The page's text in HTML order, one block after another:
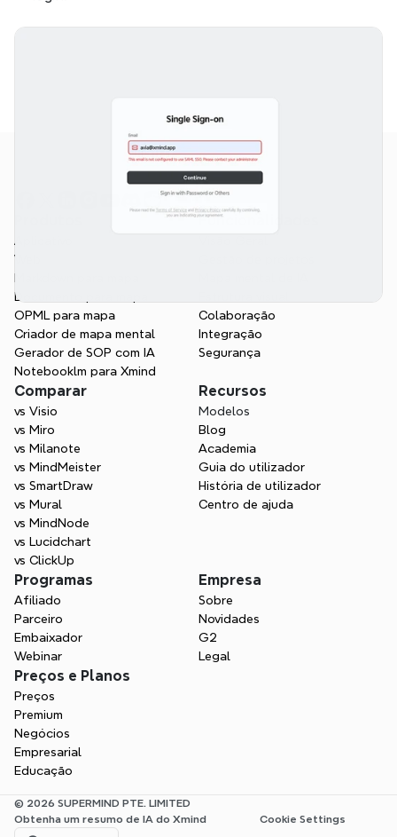
Aplicativo
Web
Documento para mapa
OPML para mapa
Criador de mapa mental
Gerador de SOP com IA
Notebooklm para Xmind
Funcionalidades
Colaboração
Integração
Segurança
Comparar
vs Visio
vs Miro
vs Milanote
vs MindMeister
vs SmartDraw
vs Mural
vs MindNode
vs Lucidchart
vs ClickUp
Recursos
Modelos
Blog
Academia
Guia do utilizador
História de utilizador
Centro de ajuda
Programas
Afiliado
Parceiro
Embaixador
Webinar
Empresa
Sobre
Novidades
G2
Legal
Preços e Planos
Preços
Premium
Negócios
Empresarial
Educação
© 2026 SUPERMIND PTE. LIMITED
Obtenha um resumo de IA do Xmind
Cookie Settings
Select Language